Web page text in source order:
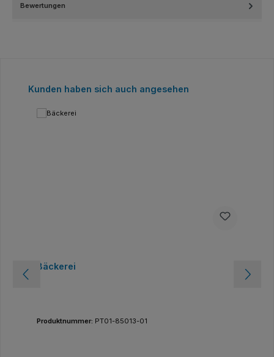
Bewertungen
Produktgalerie überspringen
Kunden haben sich auch angesehen
Bäckerei
Produktnummer: PT01-85013-01